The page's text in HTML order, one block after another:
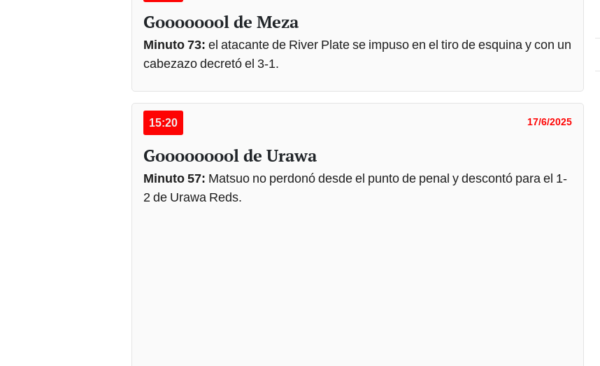
Goooooool de Meza
Minuto 73: el atacante de River Plate se impuso en el tiro de esquina y con un
cabezazo decretó el 3-1.
15:20 17/6/2025
Gooooooool de Urawa
Minuto 57: Matsuo no perdonó desde el punto de penal y descontó para el 1-
2 de Urawa Reds.